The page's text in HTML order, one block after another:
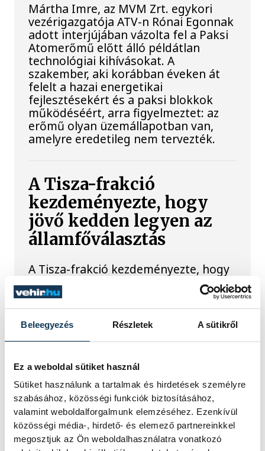
Beleegyezés Részletek A sütikről
Ez a weboldal sütiket használ
Sütiket használunk a tartalmak és hirdetések személyre
szabásához, közösségi funkciók biztosításához,
valamint weboldalforgalmunk elemzéséhez. Ezenkívül
közösségi média-, hirdető- és elemező partnereinkkel
megosztjuk az Ön weboldalhasználatra vonatkozó
Mártha Imre, az MVM Zrt. egykori
vezérigazgatója ATV-n Rónai Egonnak
adott interjújában vázolta fel a Paksi
Atomerőmű előtt álló példátlan
technológiai kihívásokat. A
szakember, aki korábban éveken át
felelt a hazai energetikai
fejlesztésekért és a paksi blokkok
működéséért, arra figyelmeztet: az
erőmű olyan üzemállapotban van,
amelyre eredetileg nem tervezték.
A Tisza-frakció
kezdeményezte, hogy
jövő kedden legyen az
államfőválasztás
A Tisza-frakció kezdeményezte, hogy
a parlament jövő kedden válassza
meg az új köztársasági elnököt.
Valami óriási csapódott a
Holdba ma reggel
Rendhagyó esemény zajlott le kedden
reggel. Magyar idő szerint 8:35 körül
a Hold felszínébe csapódott a SpaceX
egyik Falcon–9 rakétájának felső
fokozata. A becsapódást a Földről